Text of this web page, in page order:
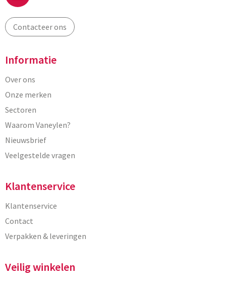
Contacteer ons
Informatie
Over ons
Onze merken
Sectoren
Waarom Vaneylen?
Nieuwsbrief
Veelgestelde vragen
Klantenservice
Klantenservice
Contact
Verpakken & leveringen
Veilig winkelen